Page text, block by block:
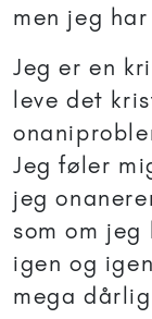
men jeg
Jeg er en
leve det
Jeg føler
jeg
som om
igen og
mega